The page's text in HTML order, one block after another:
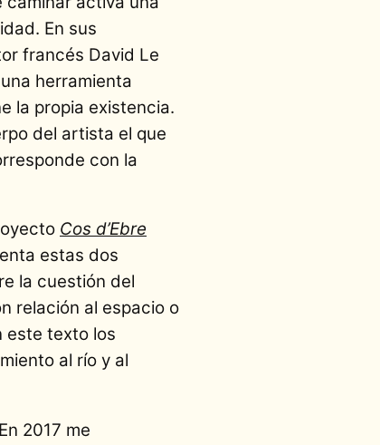
En sus
francés David Le
herramienta
la propia existencia.
del artista el que
con la
Cos d’Ebre
estas dos
la cuestión del
relación al espacio o
este texto los
al río y al
2017 me